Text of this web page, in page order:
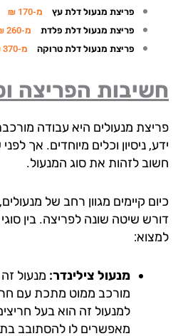
פריצת מנעול דלת עץ
מ-170 ₪
פריצת מנעול דלת פלדת
מ-260 ₪
פריצת מנעול דלת טרוקה
מ-370 ₪
הפריצה
מנעולים היא עבודה מורכבת
ניסיון וכלים מיוחדים. אך לפני
לזהות את סוג המנעול.
קיימים מגוון רחב של מנעולים,
שיטה שונה לפריצה. בין סוגי
מנעול צילינדר:מנעול זה הוא
מורכב ממוט מתכת עם
למנעול זה הוא בעל חריצים
מאפשרים לו להסתובב בתוך